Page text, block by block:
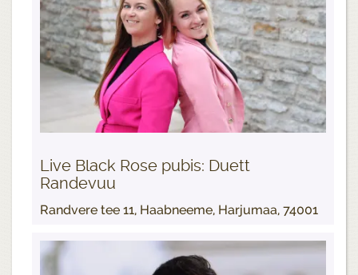
Live Black Rose pubis: Duett
Randevuu
Randvere tee 11, Haabneeme, Harjumaa, 74001